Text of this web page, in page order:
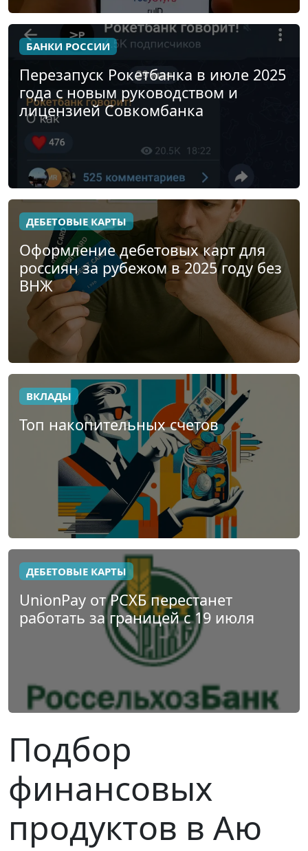
БАНКИ РОССИИ
Перезапуск Рокетбанка в июле 2025
года с новым руководством и
лицензией Совкомбанка
ДЕБЕТОВЫЕ КАРТЫ
Оформление дебетовых карт для
россиян за рубежом в 2025 году без
ВНЖ
ВКЛАДЫ
Топ накопительных счетов
ДЕБЕТОВЫЕ КАРТЫ
UnionPay от РСХБ перестанет
работать за границей с 19 июля
Подбор
финансовых
продуктов в Аю